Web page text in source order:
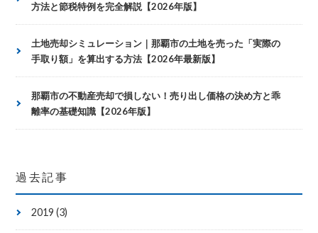
方法と節税特例を完全解説【2026年版】
土地売却シミュレーション｜那覇市の土地を売った「実際の
手取り額」を算出する方法【2026年最新版】
那覇市の不動産売却で損しない！売り出し価格の決め方と乖
離率の基礎知識【2026年版】
過去記事
2019 (3)